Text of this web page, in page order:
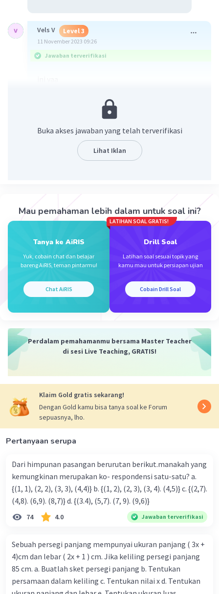
Vels V Level 3
11 November 2023 09:26
Jawaban terverifikasi
Buka akses jawaban yang telah terverifikasi
Lihat Iklan
Mau pemahaman lebih dalam untuk soal ini?
Tanya ke AiRIS
Yuk, cobain chat dan belajar
bareng AiRIS, teman pintarmu!
Chat AiRIS
LATIHAN SOAL GRATIS!
Drill Soal
Latihan soal sesuai topik yang
kamu mau untuk persiapan ujian
Cobain Drill Soal
Perdalam pemahamanmu bersama Master Teacher
di sesi Live Teaching, GRATIS!
Klaim Gold gratis sekarang!
Dengan Gold kamu bisa tanya soal ke Forum
sepuasnya, lho.
Pertanyaan serupa
Dari himpunan pasangan berurutan berikut.manakah yang
kemungkinan merupakan ko- respondensi satu-satu? a.
{(1, 1), (2, 2), (3, 3), (4,4)} b. {(1, 2), (2, 3), (3, 4). (4,5)} c. {(2,7).
(4,8). (6,9). (8,7)} d. {(3.4), (5,7). (7, 9). (9,6)}
74 4.0 Jawaban terverifikasi
Sebuah persegi panjang mempunyai ukuran panjang ( 3x +
4)cm dan lebar ( 2x + 1 ) cm. Jika keliling persegi panjang
85 cm. a. Buatlah sket persegi panjang b. Tentukan
persamaan dalam keliling c. Tentukan nilai x d. Tentukan